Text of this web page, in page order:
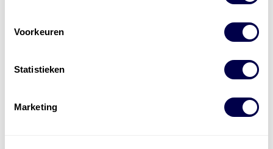
Voorkeuren
Statistieken
Marketing